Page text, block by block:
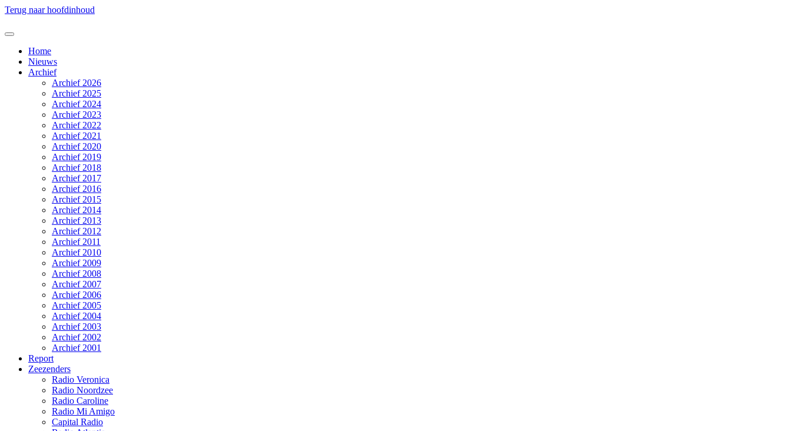
Terug naar hoofdinhoud
Home
Nieuws
Archief
Archief 2026
Archief 2025
Archief 2024
Archief 2023
Archief 2022
Archief 2021
Archief 2020
Archief 2019
Archief 2018
Archief 2017
Archief 2016
Archief 2015
Archief 2014
Archief 2013
Archief 2012
Archief 2011
Archief 2010
Archief 2009
Archief 2008
Archief 2007
Archief 2006
Archief 2005
Archief 2004
Archief 2003
Archief 2002
Archief 2001
Report
Zeezenders
Radio Veronica
Radio Noordzee
Radio Caroline
Radio Mi Amigo
Capital Radio